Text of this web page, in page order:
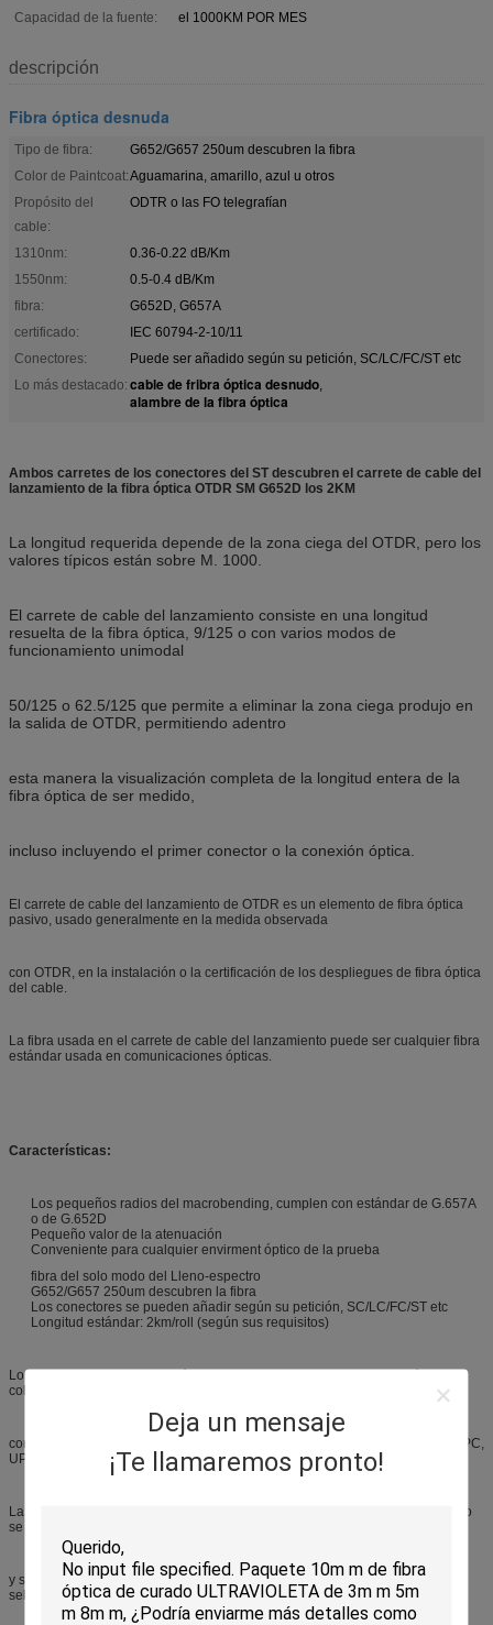
Deja un mensaje
¡Te llamaremos pronto!
Capacidad de la fuente:
el 1000KM POR MES
descripción
Fibra óptica desnuda
Tipo de fibra:
G652/G657 250um descubren la fibra
Color de Paintcoat:Aguamarina, amarillo, azul u otros
Propósito del
cable:
ODTR o las FO telegrafían
1310nm:
0.36-0.22 dB/Km
1550nm:
0.5-0.4 dB/Km
fibra:
G652D, G657A
certificado:
IEC 60794-2-10/11
Conectores:
Puede ser añadido según su petición, SC/LC/FC/ST etc
Lo más destacado: cable de fribra óptica desnudo,
alambre de la fibra óptica
Ambos carretes de los conectores del ST descubren el carrete de cable del
lanzamiento de la fibra óptica OTDR SM G652D los 2KM
La longitud requerida depende de la zona ciega del OTDR, pero los
valores típicos están sobre M. 1000.
El carrete de cable del lanzamiento consiste en una longitud
resuelta de la fibra óptica, 9/125 o con varios modos de
funcionamiento unimodal
50/125 o 62.5/125 que permite a eliminar la zona ciega produjo en
la salida de OTDR, permitiendo adentro
esta manera la visualización completa de la longitud entera de la
fibra óptica de ser medido,
incluso incluyendo el primer conector o la conexión óptica.
El carrete de cable del lanzamiento de OTDR es un elemento de fibra óptica
pasivo, usado generalmente en la medida observada
con OTDR, en la instalación o la certificación de los despliegues de fibra óptica
del cable.
La fibra usada en el carrete de cable del lanzamiento puede ser cualquier fibra
estándar usada en comunicaciones ópticas.
Características:
Los pequeños radios del macrobending, cumplen con estándar de G.657A
o de G.652D
Pequeño valor de la atenuación
Conveniente para cualquier envirment óptico de la prueba
fibra del solo modo del Lleno-espectro
G652/G657 250um descubren la fibra
Los conectores se pueden añadir según su petición, SC/LC/FC/ST etc
Longitud estándar: 2km/roll (según sus requisitos)
Los dos extremos de la fibra óptica del carrete son accesibles a través de las
coletas del diámetro de 3m m, terminando para arriba
con el conector requerido (FC, SC, ST, LC…) y en el pulido usual un de los (PC,
UPC, APC).
La calidad y el comportamiento óptico de la fibra en el carrete de lanzamiento
se prueban y se miden,
y se entregan así como el carrete. La longitud de las coletas puede ser
seleccionada,